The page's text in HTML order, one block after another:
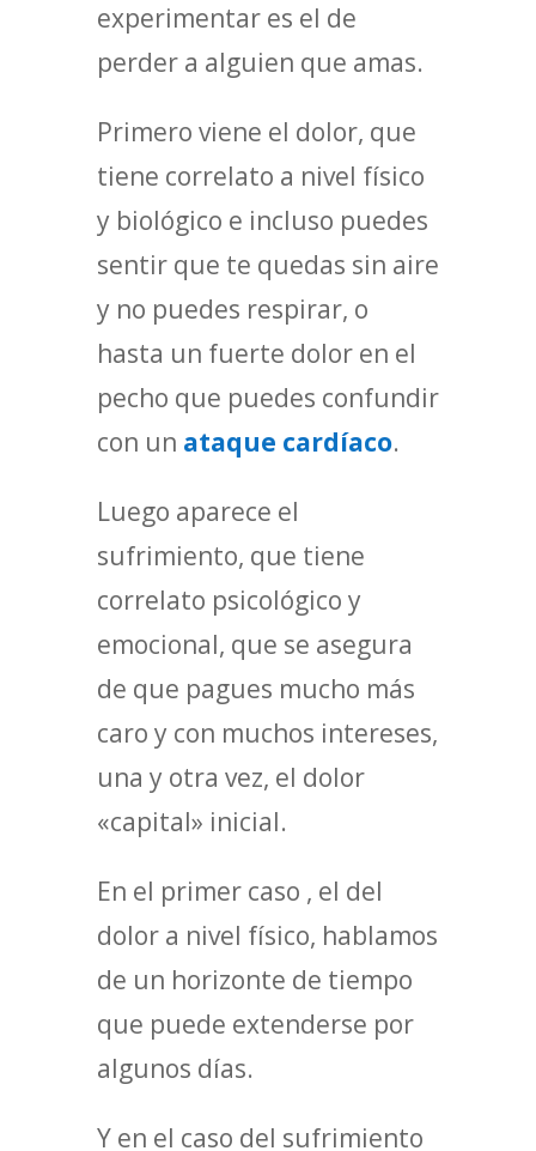
experimentar es el de
perder a alguien que amas.
Primero viene el dolor, que
tiene correlato a nivel físico
y biológico e incluso puedes
sentir que te quedas sin aire
y no puedes respirar, o
hasta un fuerte dolor en el
pecho que puedes confundir
con un ataque cardíaco.
Luego aparece el
sufrimiento, que tiene
correlato psicológico y
emocional, que se asegura
de que pagues mucho más
caro y con muchos intereses,
una y otra vez, el dolor
«capital» inicial.
En el primer caso , el del
dolor a nivel físico, hablamos
de un horizonte de tiempo
que puede extenderse por
algunos días.
Y en el caso del sufrimiento